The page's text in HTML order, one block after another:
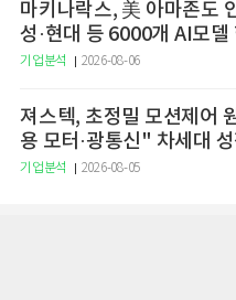
마키나락스, 美 아마존도
성·현대 등 6000개 AI모델
기업분석 2026-08-06
져스텍, 초정밀 모션제어
용 모터·광통신" 차세대
기업분석 2026-08-05